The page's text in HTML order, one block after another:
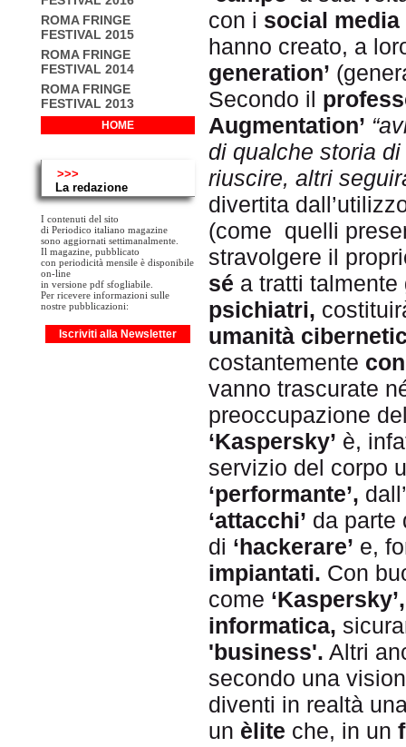
ROMA FRINGE
FESTIVAL 2015
ROMA FRINGE
FESTIVAL 2014
ROMA FRINGE
FESTIVAL 2013
HOME
>>>
La redazione
I contenuti del sito
di Periodico italiano magazine
sono aggiornati settimanalmente.
Il magazine, pubblicato
con periodicità mensile è disponibile
on-line
in versione pdf sfogliabile.
Per ricevere informazioni sulle
nostre pubblicazioni:
Iscriviti alla Newsletter
con i social media
hanno creato, a
generation’
Secondo il
Augmentation’
di qualche storia
riuscire, altri
divertita
(come quelli
stravolgere il
sé a tratti
psichiatri,
umanità
costantemente
vanno trascurate
preoccupazione
‘Kaspersky’ è,
servizio del corpo
‘performante’,
‘attacchi’ da
di ‘hackerare’ e,
impiantati. Con
come
informatica,
'business'. Altri
secondo una
diventi in realtà
un èlite che, in un